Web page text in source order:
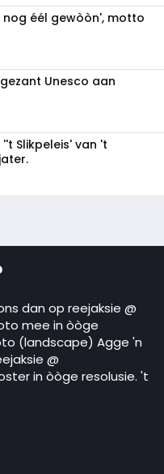
nog éél gewòòn', motto
Unesco aan
Slikpeleis' van 't
dan op reejaksie @
mee in òòge
(landscape) Agge 'n
@
in òòge resolusie. 't